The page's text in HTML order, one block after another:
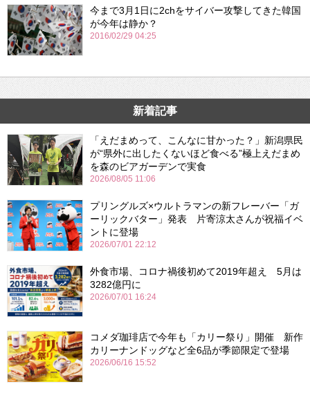
今まで3月1日に2chをサイバー攻撃してきた韓国
が今年は静か？
2016/02/29 04:25
新着記事
「えだまめって、こんなに甘かった？」新潟県民
が“県外に出したくないほど食べる”極上えだまめ
を森のビアガーデンで実食
2026/08/05 11:06
プリングルズ×ウルトラマンの新フレーバー「ガ
ーリックバター」発表 片寄涼太さんが祝福イベ
ントに登場
2026/07/01 22:12
外食市場、コロナ禍後初めて2019年超え 5月は
3282億円に
2026/07/01 16:24
コメダ珈琲店で今年も「カリー祭り」開催 新作
カリーナンドッグなど全6品が季節限定で登場
2026/06/16 15:52